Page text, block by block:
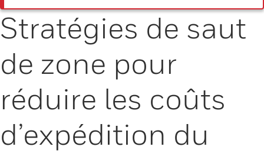
Stratégies de saut
de zone pour
réduire les coûts
d’expédition du